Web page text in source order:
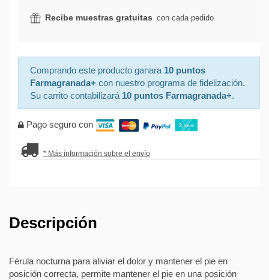
Recibe muestras gratuitas con cada pedido
Comprando este producto ganara 10 puntos
Farmagranada+con nuestro programa de fidelización.
Su carrito contabilizará 10 puntos Farmagranada+.
Pago seguro con
* Más información sobre el envío
Descripción
Férula nocturna para aliviar el dolor y mantener el pie en
posición correcta, permite mantener el pie en una posición